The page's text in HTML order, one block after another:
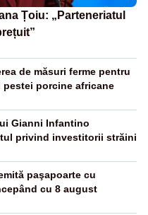
Țoiu: „Parteneriatul
de măsuri ferme pentru
porcine africane
Gianni Infantino
privind investitorii străini
paşapoarte cu
cu 8 august